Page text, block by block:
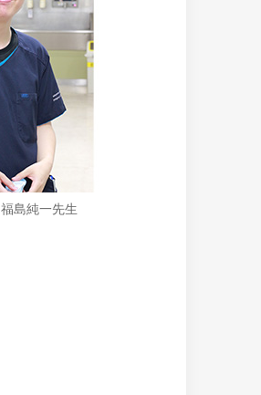
島純一先生